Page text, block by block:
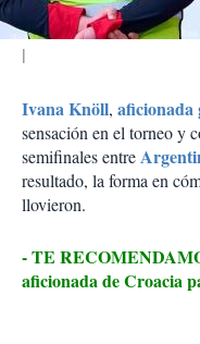
Ivana Knöll,
sensación en el torneo y
semifinales entre
resultado, la forma en
llovieron.
- TE
aficionada de Croacia